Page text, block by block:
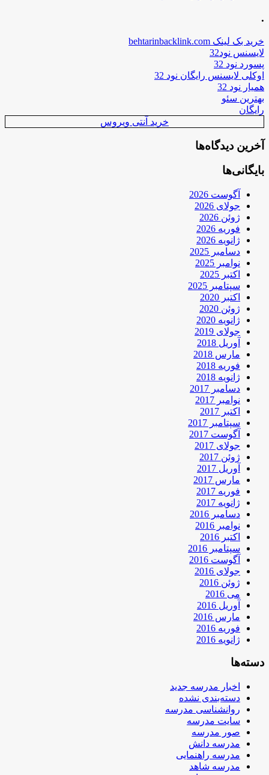
.
خرید بک لینک behtarinbacklink.com
لایسنس نود32
پسورد نود 32
اوکلی لایسنس رایگان نود 32
همیار نود 32
بهترین سئو
رایگان
خرید آنتی ویروس
آخرین دیدگاه‌ها
بایگانی‌ها
آگوست 2026
جولای 2026
ژوئن 2026
فوریه 2026
ژانویه 2026
دسامبر 2025
نوامبر 2025
اکتبر 2025
سپتامبر 2025
اکتبر 2020
ژوئن 2020
ژانویه 2020
جولای 2019
آوریل 2018
مارس 2018
فوریه 2018
ژانویه 2018
دسامبر 2017
نوامبر 2017
اکتبر 2017
سپتامبر 2017
آگوست 2017
جولای 2017
ژوئن 2017
آوریل 2017
مارس 2017
فوریه 2017
ژانویه 2017
دسامبر 2016
نوامبر 2016
اکتبر 2016
سپتامبر 2016
آگوست 2016
جولای 2016
ژوئن 2016
می 2016
آوریل 2016
مارس 2016
فوریه 2016
ژانویه 2016
دسته‌ها
اخبار مدرسه جدید
دسته‌بندی نشده
روانشناسی مدرسه
سایت مدرسه
صور مدرسه
مدرسه دانش
مدرسه راهنمایی
مدرسه شاهد